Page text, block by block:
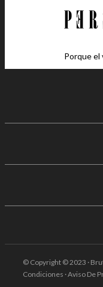
Porque el
© Copyright © 2023 ·
Condiciones · Aviso De